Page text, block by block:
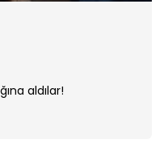
aldılar!